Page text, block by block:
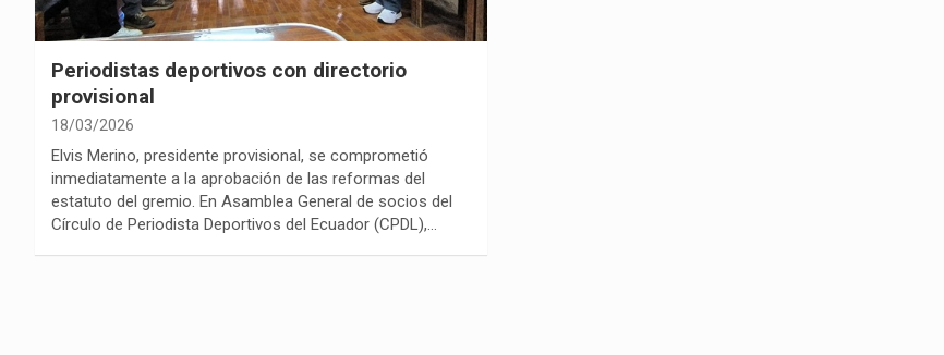
Periodistas deportivos con directorio
provisional
18/03/2026
Elvis Merino, presidente provisional, se comprometió
inmediatamente a la aprobación de las reformas del
estatuto del gremio. En Asamblea General de socios del
Círculo de Periodista Deportivos del Ecuador (CPDL),…